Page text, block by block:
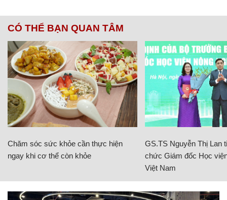
CÓ THỂ BẠN QUAN TÂM
Chăm sóc sức khỏe cần thực hiện
ngay khi cơ thể còn khỏe
GS.TS Nguyễn Thị Lan
chức Giám đốc Học
Việt Nam